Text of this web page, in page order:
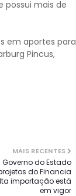
possui mais de
em aportes para
Pincus,
MAIS RECENTES
Governo do Estado
do Financia
importação está
em vigor